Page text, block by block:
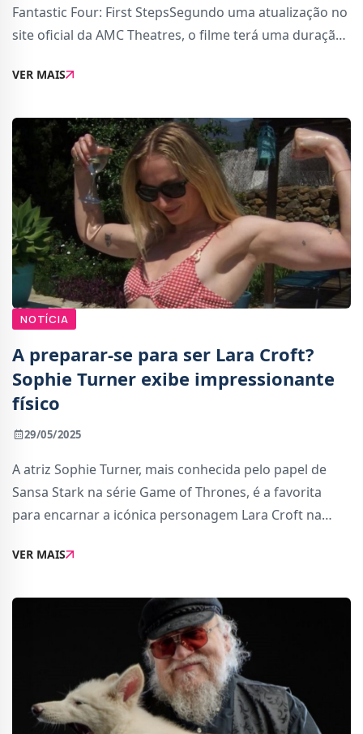
Fantastic Four: First StepsSegundo uma atualização no
site oficial da AMC Theatres, o filme terá uma duração
mais longos do estúdio dos últimos
VER MAIS
NOTÍCIA
A preparar-se para ser Lara Croft?
Sophie Turner exibe impressionante
físico
29/05/2025
A atriz Sophie Turner, mais conhecida pelo papel de
Sansa Stark na série Game of Thrones, é a favorita
para encarnar a icónica personagem Lara Croft na
Amazon MGM Studios.E, pelo que parece, a atri
VER MAIS